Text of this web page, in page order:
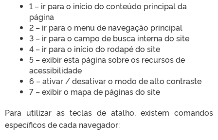
1 – ir para o início do conteúdo principal da
página
2 – ir para o menu de navegação principal
3 – ir para o campo de busca interna do site
4 – ir para o início do rodapé do site
5 – exibir esta página sobre os recursos de
acessibilidade
6 – ativar / desativar o modo de alto contraste
7 – exibir o mapa de páginas do site
Para utilizar as teclas de atalho, existem comandos
específicos de cada navegador: